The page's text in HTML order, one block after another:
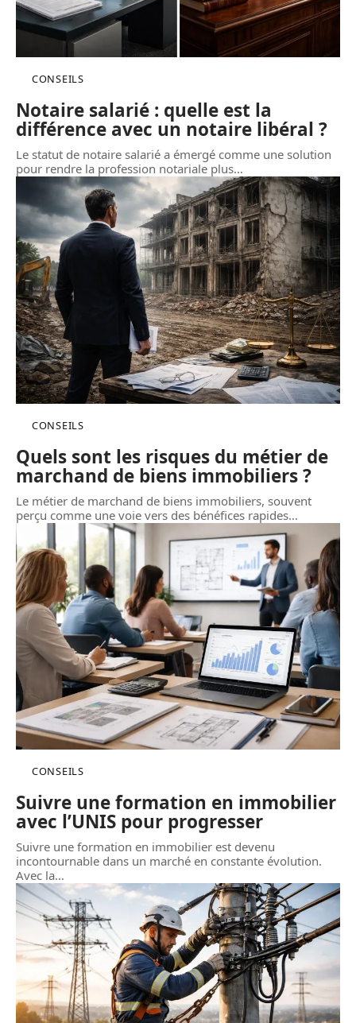
CONSEILS
Notaire salarié : quelle est la
différence avec un notaire libéral ?
Le statut de notaire salarié a émergé comme une solution
pour rendre la profession notariale plus…
CONSEILS
Quels sont les risques du métier de
marchand de biens immobiliers ?
Le métier de marchand de biens immobiliers, souvent
perçu comme une voie vers des bénéfices rapides…
CONSEILS
Suivre une formation en immobilier
avec l’UNIS pour progresser
Suivre une formation en immobilier est devenu
incontournable dans un marché en constante évolution.
Avec la…